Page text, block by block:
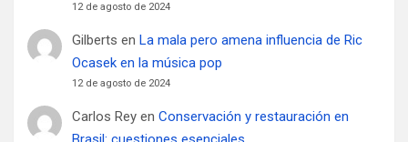
12 de agosto de 2024
Gilberts en La mala pero amena influencia de Ric
Ocasek en la música pop
12 de agosto de 2024
Carlos Reyen Conservación y restauración en